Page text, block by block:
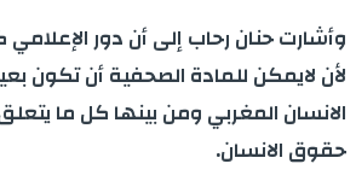
وأشارت حنان رحاب إلى أن دور الإعلامي
لأن لايمكن للمادة الصحفية أن تكون
الانسان المغربي ومن بينها كل ما
حقوق الانسان.